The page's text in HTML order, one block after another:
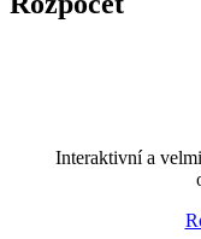
Interaktivní a